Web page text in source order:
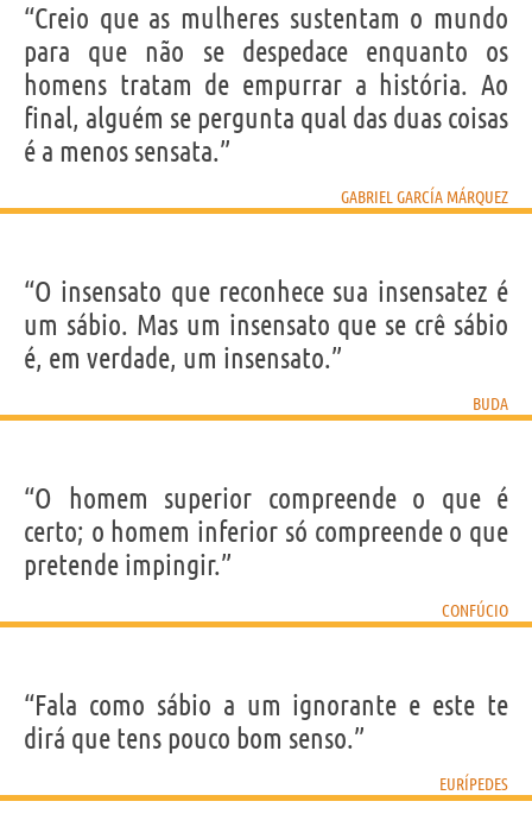
“Creio que as mulheres sustentam o mundo
para que não se despedace enquanto os
homens tratam de empurrar a história. Ao
final, alguém se pergunta qual das duas coisas
é a menos sensata.”
GABRIEL GARCÍA MÁRQUEZ
“O insensato que reconhece sua insensatez é
um sábio. Mas um insensato que se crê sábio
é, em verdade, um insensato.”
BUDA
“O homem superior compreende o que é
certo; o homem inferior só compreende o que
pretende impingir.”
CONFÚCIO
“Fala como sábio a um ignorante e este te
dirá que tens pouco bom senso.”
EURÍPEDES